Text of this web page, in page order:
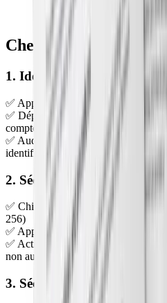
Checklist de cloud
1. Identity & Access
✅ Appliquez le principe du
✅ Déployez la MFA pour tous les
comptes à privilèges
✅ Auditez régulièrement les
identifiants inutilisés
2. Sécurité des données
✅ Chiffrez les données au repos et
256)
✅ Appliquez une classification des
✅ Activez la journalisation et la
non autorisés
3. Sécurité réseau